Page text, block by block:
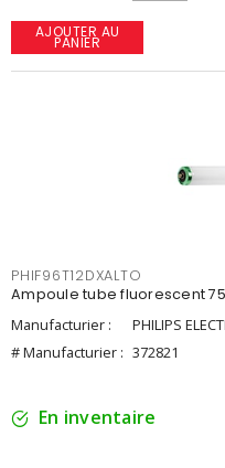
AJOUTER AU
PANIER
PHIF96T12DXALTO
Ampoule tube fluorescent
Manufacturier :
PHILIPS
# Manufacturier : 372821
En inventaire